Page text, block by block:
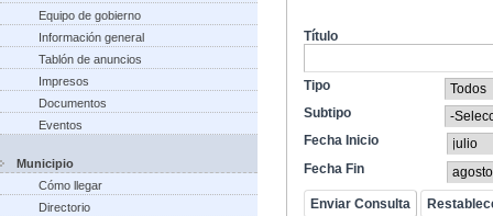
Equipo de gobierno
Información general
Tablón de anuncios
Impresos
Documentos
Eventos
Municipio
Cómo llegar
Directorio
Título
Tipo
Subtipo
Fecha Inicio
Fecha Fin